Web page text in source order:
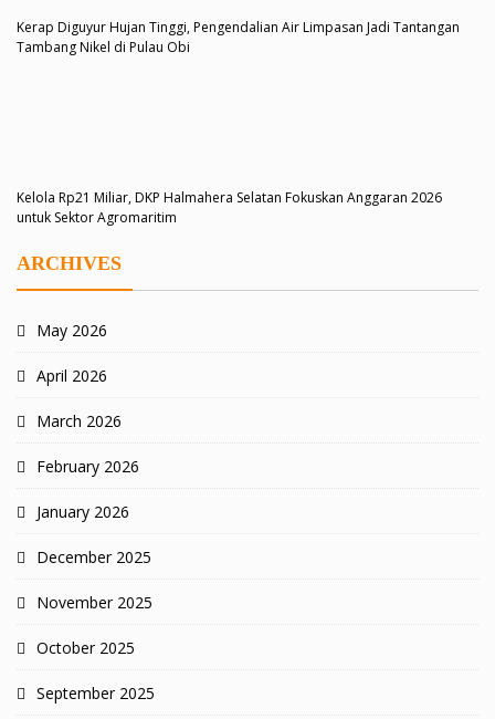
Kerap Diguyur Hujan Tinggi, Pengendalian Air Limpasan Jadi Tantangan
Tambang Nikel di Pulau Obi
Kelola Rp21 Miliar, DKP Halmahera Selatan Fokuskan Anggaran 2026
untuk Sektor Agromaritim
ARCHIVES
May 2026
April 2026
March 2026
February 2026
January 2026
December 2025
November 2025
October 2025
September 2025